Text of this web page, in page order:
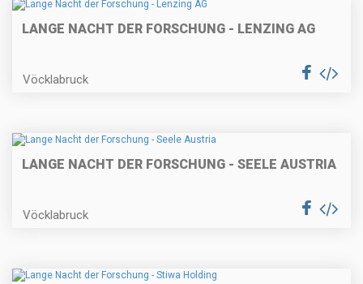
LANGE NACHT DER FORSCHUNG - LENZING AG
Vöcklabruck
LANGE NACHT DER FORSCHUNG - SEELE AUSTRIA
Vöcklabruck